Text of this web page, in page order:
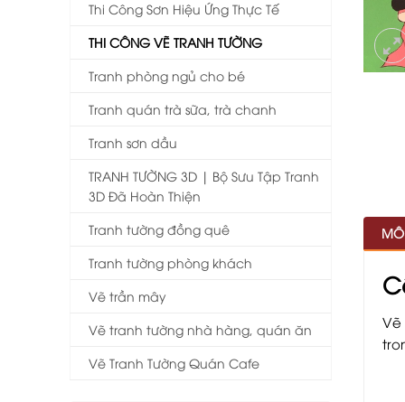
Thi Công Sơn Hiệu Ứng Thực Tế
THI CÔNG VẼ TRANH TƯỜNG
Tranh phòng ngủ cho bé
Tranh quán trà sữa, trà chanh
Tranh sơn dầu
TRANH TƯỜNG 3D | Bộ Sưu Tập Tranh
3D Đã Hoàn Thiện
Tranh tường đồng quê
Tranh tường phòng khách
Vẽ trần mây
Vẽ tranh tường nhà hàng, quán ăn
Vẽ Tranh Tường Quán Cafe
Vẽ